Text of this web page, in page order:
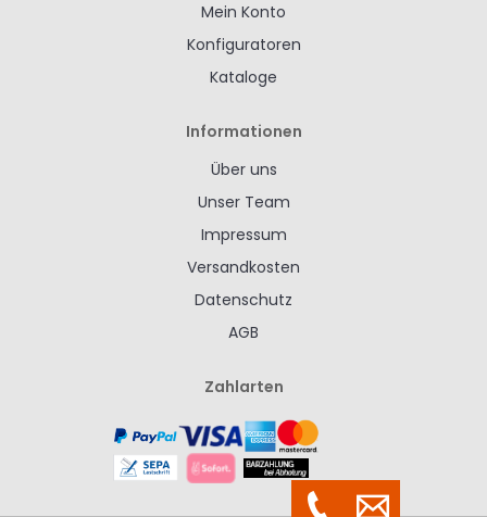
Mein Konto
Konfiguratoren
Kataloge
Informationen
Über uns
Unser Team
Impressum
Versandkosten
Datenschutz
AGB
Zahlarten